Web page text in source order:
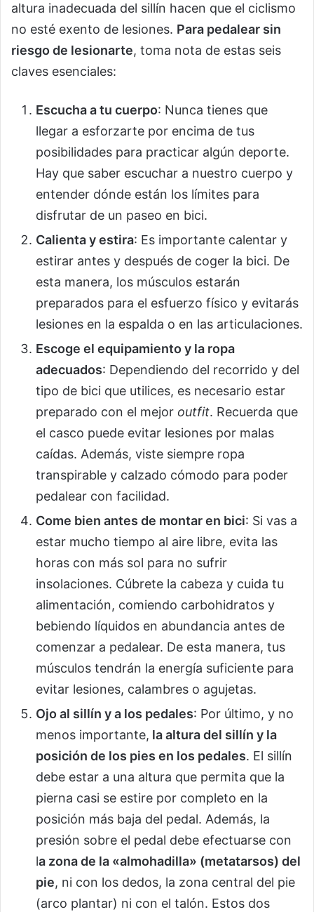
altura inadecuada del sillín hacen que el ciclismo
no esté exento de lesiones. Para pedalear sin
riesgo de lesionarte, toma nota de estas seis
claves esenciales:
Escucha a tu cuerpo: Nunca tienes que
llegar a esforzarte por encima de tus
posibilidades para practicar algún deporte.
Hay que saber escuchar a nuestro cuerpo y
entender dónde están los límites para
disfrutar de un paseo en bici.
Calienta y estira: Es importante calentar y
estirar antes y después de coger la bici. De
esta manera, los músculos estarán
preparados para el esfuerzo físico y evitarás
lesiones en la espalda o en las articulaciones.
Escoge el equipamiento y la ropa
adecuados: Dependiendo del recorrido y del
tipo de bici que utilices, es necesario estar
preparado con el mejor outfit. Recuerda que
el casco puede evitar lesiones por malas
caídas. Además, viste siempre ropa
transpirable y calzado cómodo para poder
pedalear con facilidad.
Come bien antes de montar en bici: Si vas a
estar mucho tiempo al aire libre, evita las
horas con más sol para no sufrir
insolaciones. Cúbrete la cabeza y cuida tu
alimentación, comiendo carbohidratos y
bebiendo líquidos en abundancia antes de
comenzar a pedalear. De esta manera, tus
músculos tendrán la energía suficiente para
evitar lesiones, calambres o agujetas.
Ojo al sillín y a los pedales: Por último, y no
menos importante, la altura del sillín y la
posición de los pies en los pedales. El sillín
debe estar a una altura que permita que la
pierna casi se estire por completo en la
posición más baja del pedal. Además, la
presión sobre el pedal debe efectuarse con
la zona de la «almohadilla» (metatarsos) del
pie, ni con los dedos, la zona central del pie
(arco plantar) ni con el talón. Estos dos